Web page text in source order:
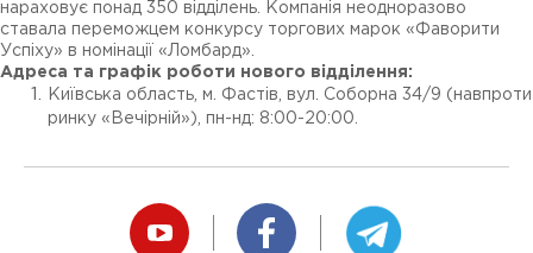
нараховує понад 350 відділень. Компанія неодноразово
ставала переможцем конкурсу торгових марок «Фаворити
Успіху» в номінації «Ломбард».
Адреса та графік роботи нового відділення:
Київська область, м. Фастів, вул. Соборна 34/9 (навпроти
ринку «Вечірній»), пн-нд: 8:00-20:00.